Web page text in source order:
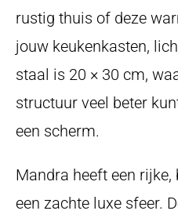
rustig thuis of deze
jouw keukenkasten,
staal is 20 × 30 cm,
structuur veel beter
een scherm.
Mandra heeft een
een zachte luxe sfeer.